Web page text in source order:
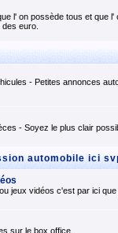
l' on possède tous et que
euro.
- Petites annonces
- Soyez le plus clair
automobile ici
jeux vidéos c'est par ici que
sur le box office.